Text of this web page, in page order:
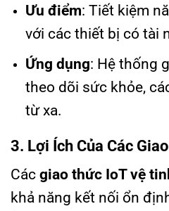
Ưu điểm: Tiết kiệm
với các thiết bị có tài
Ứng dụng: Hệ thống
theo dõi sức khỏe,
từ xa.
3. Lợi Ích Của Các
Các giao thức IoT vệ
khả năng kết nối ổn